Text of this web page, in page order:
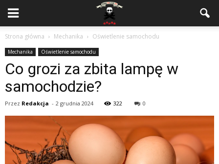
Strona główna Mechanika Oświetlenie samochodu
Mechanika Oświetlenie samochodu
Co grozi za zbita lampę w
samochodzie?
Przez Redakcja - 2 grudnia 2024 322 0